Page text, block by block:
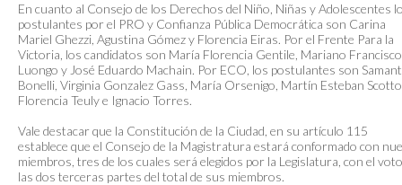
En cuanto al Consejo de los Derechos del Niño, Niñas y Adolescentes
postulantes por el PRO y Confianza Pública Democrática son Carina
Mariel Ghezzi, Agustina Gómez y Florencia Eiras. Por el Frente Para la
Victoria, los candidatos son María Florencia Gentile, Mariano Francisco
Luongo y José Eduardo Machain. Por ECO, los postulantes son
Bonelli, Virginia Gonzalez Gass, María Orsenigo, Martín Esteban
Florencia Teuly e Ignacio Torres.
Vale destacar que la Constitución de la Ciudad, en su artículo 115
establece que el Consejo de la Magistratura estará conformado con
miembros, tres de los cuales será elegidos por la Legislatura, con el
las dos terceras partes del total de sus miembros.